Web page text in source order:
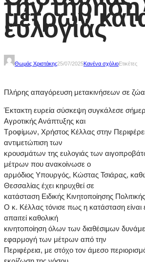
την
μέτρων
ευλογιάς
Θωμάς Χριστάκης25/07/2025Κανένα σχόλιοΕτικέτες
Πλήρης απαγόρευση μετακινήσεων σε ζώα
Έκτακτη ευρεία σύσκεψη συγκάλεσε
Αγροτικής Ανάπτυξης και
Τροφίμων, Χρήστος Κέλλας στην
αντιμετώπιση των
κρουσμάτων της ευλογιάς των
μέτρων που ανακοίνωσε ο
αρμόδιος Υπουργός, Κώστας Τσιάρας,
Θεσσαλίας έχει κηρυχθεί σε
κατάσταση Ειδικής Κινητοποίησης
Ο κ. Κέλλας τόνισε πως η κατάσταση είναι
απαιτεί καθολική
κινητοποίηση όλων των διαθέσιμων
εφαρμογή των μέτρων από την
Περιφέρεια, με στόχο τον άμεσο